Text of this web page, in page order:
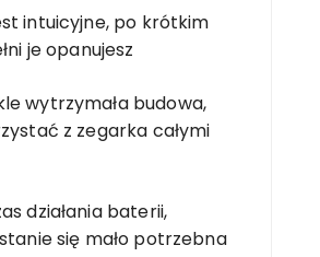
intuicyjne, po krótkim
je opanujesz
wytrzymała budowa,
z zegarka całymi
działania baterii,
się mało potrzebna